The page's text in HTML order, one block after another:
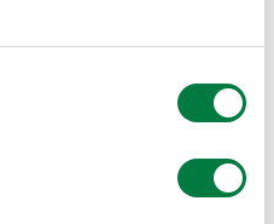
管理方法,如職位管理*3 與
個別培育計畫、教育・專業
部招聘等。同時,整合集團
等)並使此情報可視化。